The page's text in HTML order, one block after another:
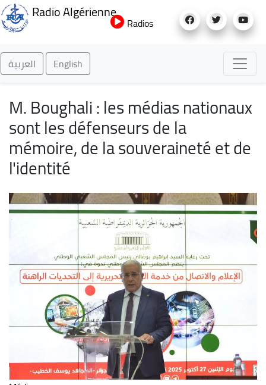
au
Radio Algérienne
Radios
العربية English
M. Boughali : les médias nationaux
sont les défenseurs de la
mémoire, de la souveraineté et de
l'identité